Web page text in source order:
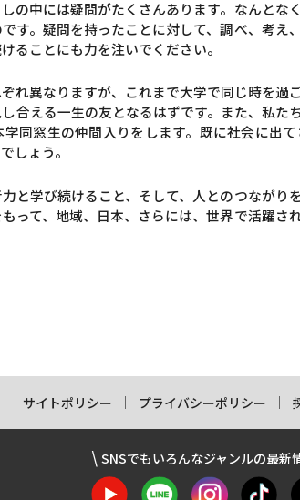
の中には疑問がたくさんあります。なんとな
す。疑問を持ったことに対して、調べ、考
ることにも力を注いでください。
れ異なりますが、これまで大学で同じ時を
合える一生の友となるはずです。また、私
同窓生の仲間入りをします。既に社会に出
しょう。
と学び続けること、そして、人とのつなが
って、地域、日本、さらには、世界で活躍
サイトポリシー プライバシーポリシー
SNSでもいろんなジャンルの最新